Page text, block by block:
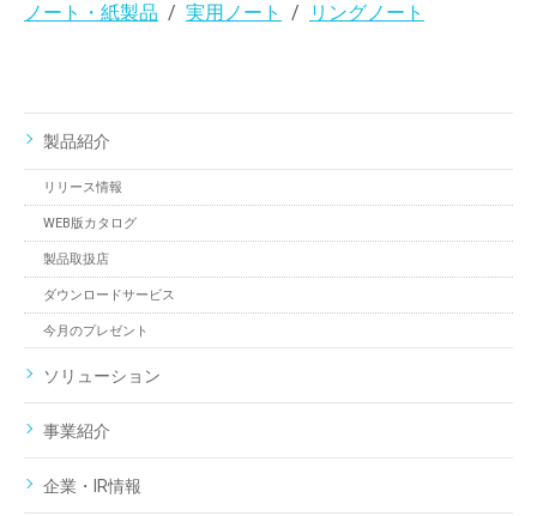
ノート・紙製品 実用ノート リングノート
製品紹介
リリース情報
WEB版カタログ
製品取扱店
ダウンロードサービス
今月のプレゼント
ソリューション
事業紹介
企業・IR情報